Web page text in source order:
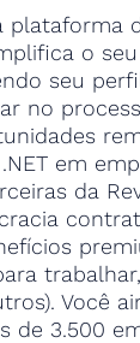
plataforma
o
seu
no
em
da
Você
de 3.500